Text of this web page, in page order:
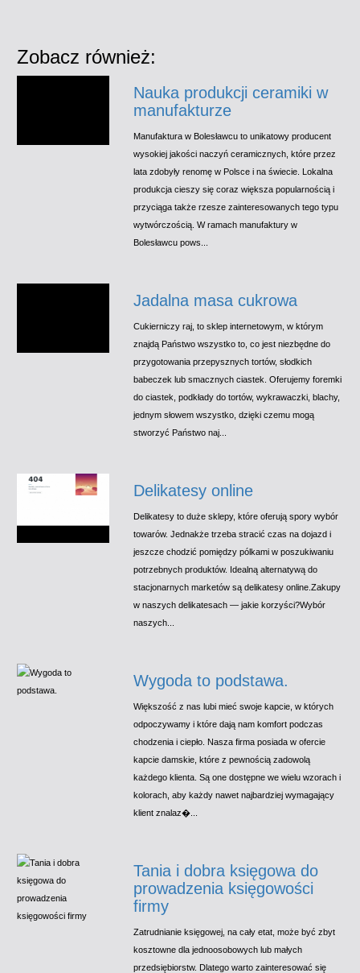
Zobacz również:
Nauka produkcji ceramiki w
manufakturze
Manufaktura w Bolesławcu to unikatowy producent
wysokiej jakości naczyń ceramicznych, które przez
lata zdobyły renomę w Polsce i na świecie. Lokalna
produkcja cieszy się coraz większa popularnością i
przyciąga także rzesze zainteresowanych tego typu
wytwórczością. W ramach manufaktury w
Bolesławcu pows...
Jadalna masa cukrowa
Cukierniczy raj, to sklep internetowym, w którym
znajdą Państwo wszystko to, co jest niezbędne do
przygotowania przepysznych tortów, słodkich
babeczek lub smacznych ciastek. Oferujemy foremki
do ciastek, podkłady do tortów, wykrawaczki, blachy,
jednym słowem wszystko, dzięki czemu mogą
stworzyć Państwo naj...
Delikatesy online
Delikatesy to duże sklepy, które oferują spory wybór
towarów. Jednakże trzeba stracić czas na dojazd i
jeszcze chodzić pomiędzy pólkami w poszukiwaniu
potrzebnych produktów. Idealną alternatywą do
stacjonarnych marketów są delikatesy online.Zakupy
w naszych delikatesach — jakie korzyści?Wybór
naszych...
Wygoda to podstawa.
Większość z nas lubi mieć swoje kapcie, w których
odpoczywamy i które dają nam komfort podczas
chodzenia i ciepło. Nasza firma posiada w ofercie
kapcie damskie, które z pewnością zadowolą
każdego klienta. Są one dostępne we wielu wzorach i
kolorach, aby każdy nawet najbardziej wymagający
klient znalaz�...
Tania i dobra księgowa do
prowadzenia księgowości
firmy
Zatrudnianie księgowej, na cały etat, może być zbyt
kosztowne dla jednoosobowych lub małych
przedsiębiorstw. Dlatego warto zainteresować się